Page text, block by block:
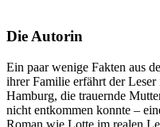
Die Autorin
Ein paar wenige Fakten aus
ihrer Familie erfährt der
Hamburg, die trauernde
nicht entkommen konnte –
Roman wie Lotte im realen